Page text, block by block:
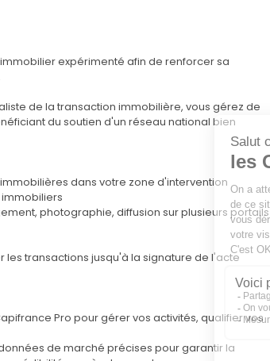
expérimenté afin de renforcer sa
de la transaction immobilière, vous gérez de
du soutien d'un réseau national bien
dans votre zone d'intervention
photographie, diffusion sur plusieurs portails
les transactions jusqu'à la signature de l'acte
Pro pour gérer vos activités, qualifier vos
de marché précises pour garantir la